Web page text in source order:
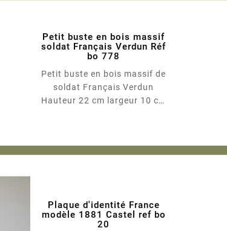
Petit buste en bois massif
soldat Français Verdun Réf
bo 778
Petit buste en bois massif de
soldat Français Verdun
Hauteur 22 cm largeur 10 cm
Plaque d'identité France
modèle 1881 Castel ref bo
20